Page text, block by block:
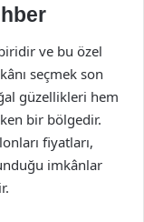
ve bu özel
seçmek son
güzellikleri hem
bir bölgedir.
fiyatları,
imkânlar